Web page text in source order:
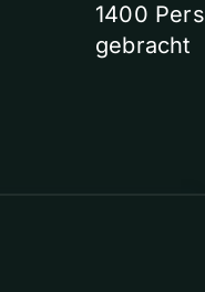
1400
gebracht